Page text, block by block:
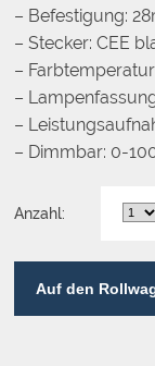
– Befestigung:
– Stecker: CEE
–
–
–
– Dimmbar: 0-
Anzahl:
Auf den